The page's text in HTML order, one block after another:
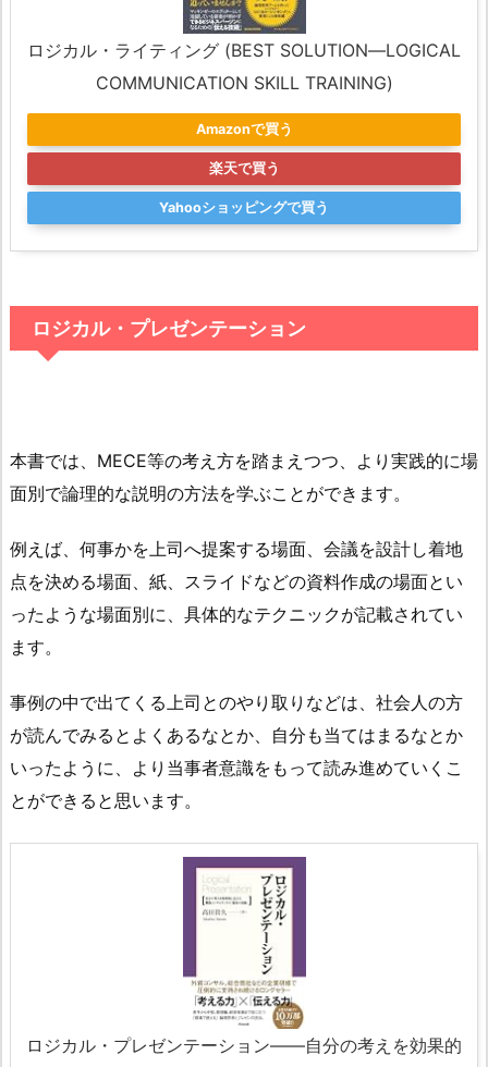
ロジカル・ライティング (BEST SOLUTION―LOGICAL
COMMUNICATION SKILL TRAINING)
Amazonで買う
楽天で買う
Yahooショッピングで買う
ロジカル・プレゼンテーション
本書では、MECE等の考え方を踏まえつつ、より実践的に場
面別で論理的な説明の方法を学ぶことができます。
例えば、何事かを上司へ提案する場面、会議を設計し着地
点を決める場面、紙、スライドなどの資料作成の場面とい
ったような場面別に、具体的なテクニックが記載されてい
ます。
事例の中で出てくる上司とのやり取りなどは、社会人の方
が読んでみるとよくあるなとか、自分も当てはまるなとか
いったように、より当事者意識をもって読み進めていくこ
とができると思います。
ロジカル・プレゼンテーション――自分の考えを効果的